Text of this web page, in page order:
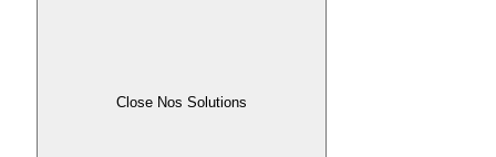
Close Nos Solutions